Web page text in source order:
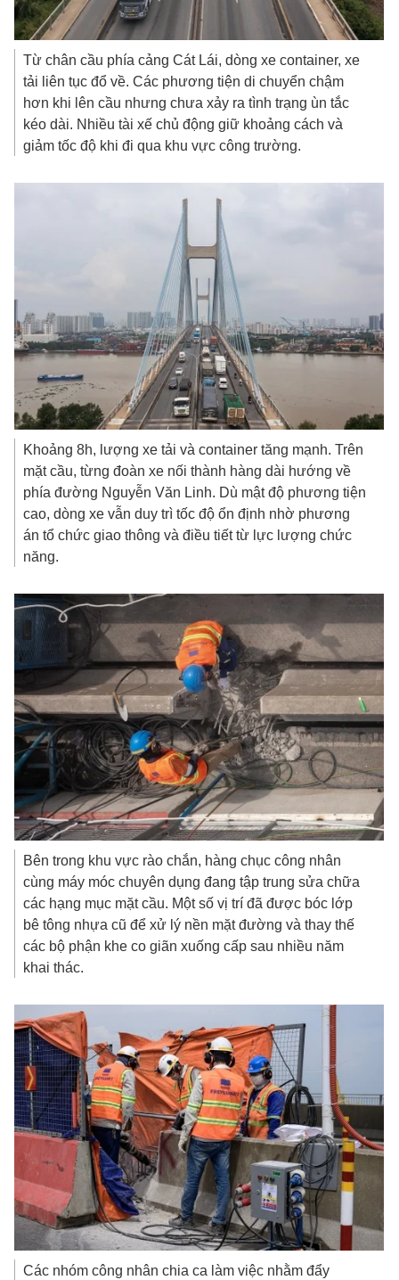
Từ chân cầu phía cảng Cát Lái, dòng xe container, xe
tải liên tục đổ về. Các phương tiện di chuyển chậm
hơn khi lên cầu nhưng chưa xảy ra tình trạng ùn tắc
kéo dài. Nhiều tài xế chủ động giữ khoảng cách và
giảm tốc độ khi đi qua khu vực công trường.
Khoảng 8h, lượng xe tải và container tăng mạnh. Trên
mặt cầu, từng đoàn xe nối thành hàng dài hướng về
phía đường Nguyễn Văn Linh. Dù mật độ phương tiện
cao, dòng xe vẫn duy trì tốc độ ổn định nhờ phương
án tổ chức giao thông và điều tiết từ lực lượng chức
năng.
Bên trong khu vực rào chắn, hàng chục công nhân
cùng máy móc chuyên dụng đang tập trung sửa chữa
các hạng mục mặt cầu. Một số vị trí đã được bóc lớp
bê tông nhựa cũ để xử lý nền mặt đường và thay thế
các bộ phận khe co giãn xuống cấp sau nhiều năm
khai thác.
Các nhóm công nhân chia ca làm việc nhằm đẩy